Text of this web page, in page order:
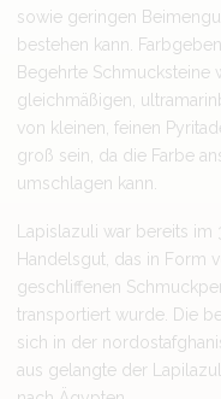
sowie geringen
bestehen kann.
Begehrte Schmucksteine
gleichmäßigen,
von kleinen, feinen
groß sein, da die Farbe
umschlagen kann.
Lapislazuli war bereits im
Handelsgut, das in Form
geschliffenen
transportiert wurde. Die
sich in der
aus gelangte der